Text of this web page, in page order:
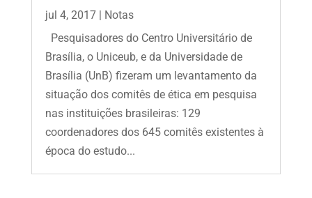
jul 4, 2017| Notas
Pesquisadores do Centro Universitário de
Brasília, o Uniceub, e da Universidade de
Brasília (UnB) fizeram um levantamento da
situação dos comitês de ética em pesquisa
nas instituições brasileiras: 129
coordenadores dos 645 comitês existentes à
época do estudo...